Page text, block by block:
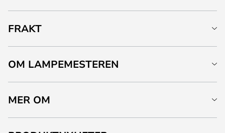
FRAKT
OM LAMPEMESTEREN
MER OM